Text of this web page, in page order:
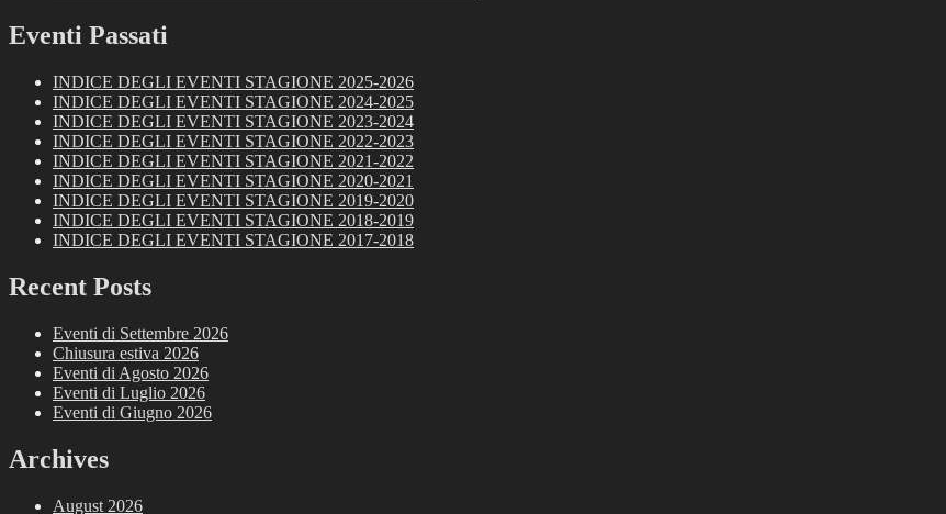
Eventi Passati
INDICE DEGLI EVENTI STAGIONE 2025-2026
INDICE DEGLI EVENTI STAGIONE 2024-2025
INDICE DEGLI EVENTI STAGIONE 2023-2024
INDICE DEGLI EVENTI STAGIONE 2022-2023
INDICE DEGLI EVENTI STAGIONE 2021-2022
INDICE DEGLI EVENTI STAGIONE 2020-2021
INDICE DEGLI EVENTI STAGIONE 2019-2020
INDICE DEGLI EVENTI STAGIONE 2018-2019
INDICE DEGLI EVENTI STAGIONE 2017-2018
Recent Posts
Eventi di Settembre 2026
Chiusura estiva 2026
Eventi di Agosto 2026
Eventi di Luglio 2026
Eventi di Giugno 2026
Archives
August 2026